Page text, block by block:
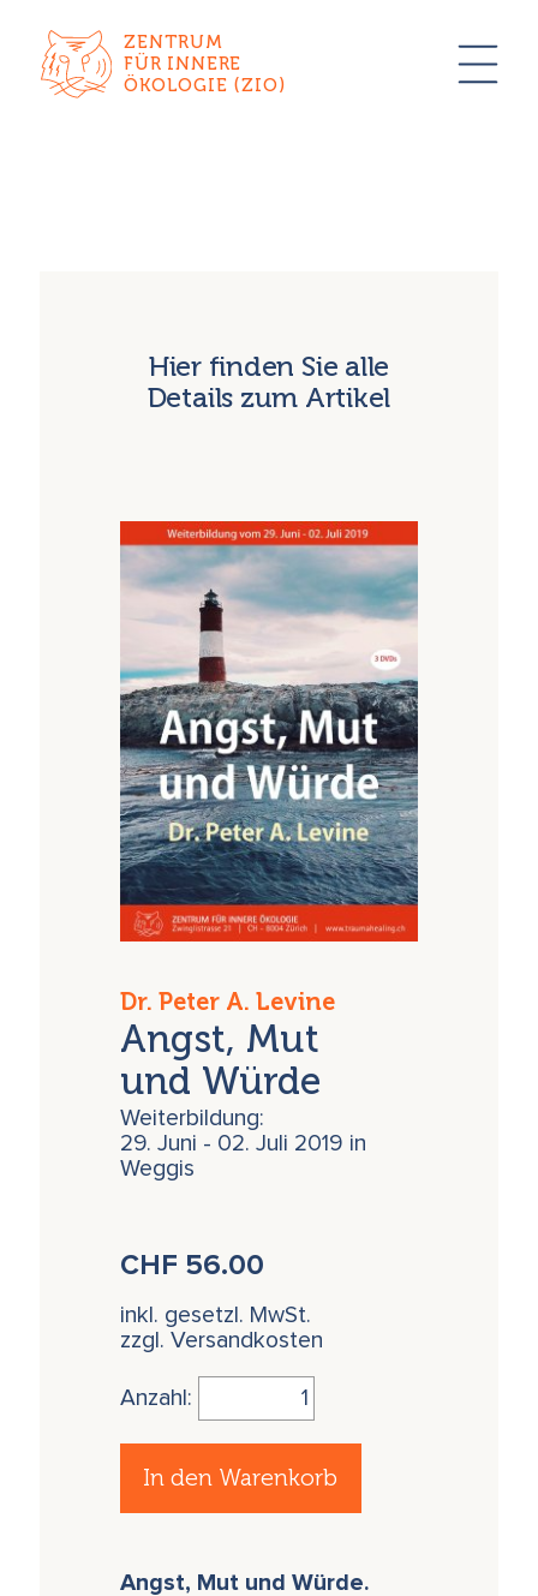
ZENTRUM
FÜR INNERE
ÖKOLOGIE (ZIO)
Hier finden Sie alle
Details zum Artikel
Dr. Peter A. Levine
Angst, Mut
und Würde
Weiterbildung:
29. Juni - 02. Juli 2019 in
Weggis
CHF 56.00
inkl. gesetzl. MwSt.
zzgl. Versandkosten
Anzahl:
In den Warenkorb
Angst, Mut und Würde.